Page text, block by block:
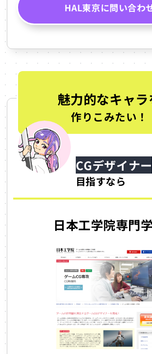
HAL東京に問い合わ
魅力的なキャラ
作りこみたい！
CGデザイナー
目指すなら
日本工学院専門